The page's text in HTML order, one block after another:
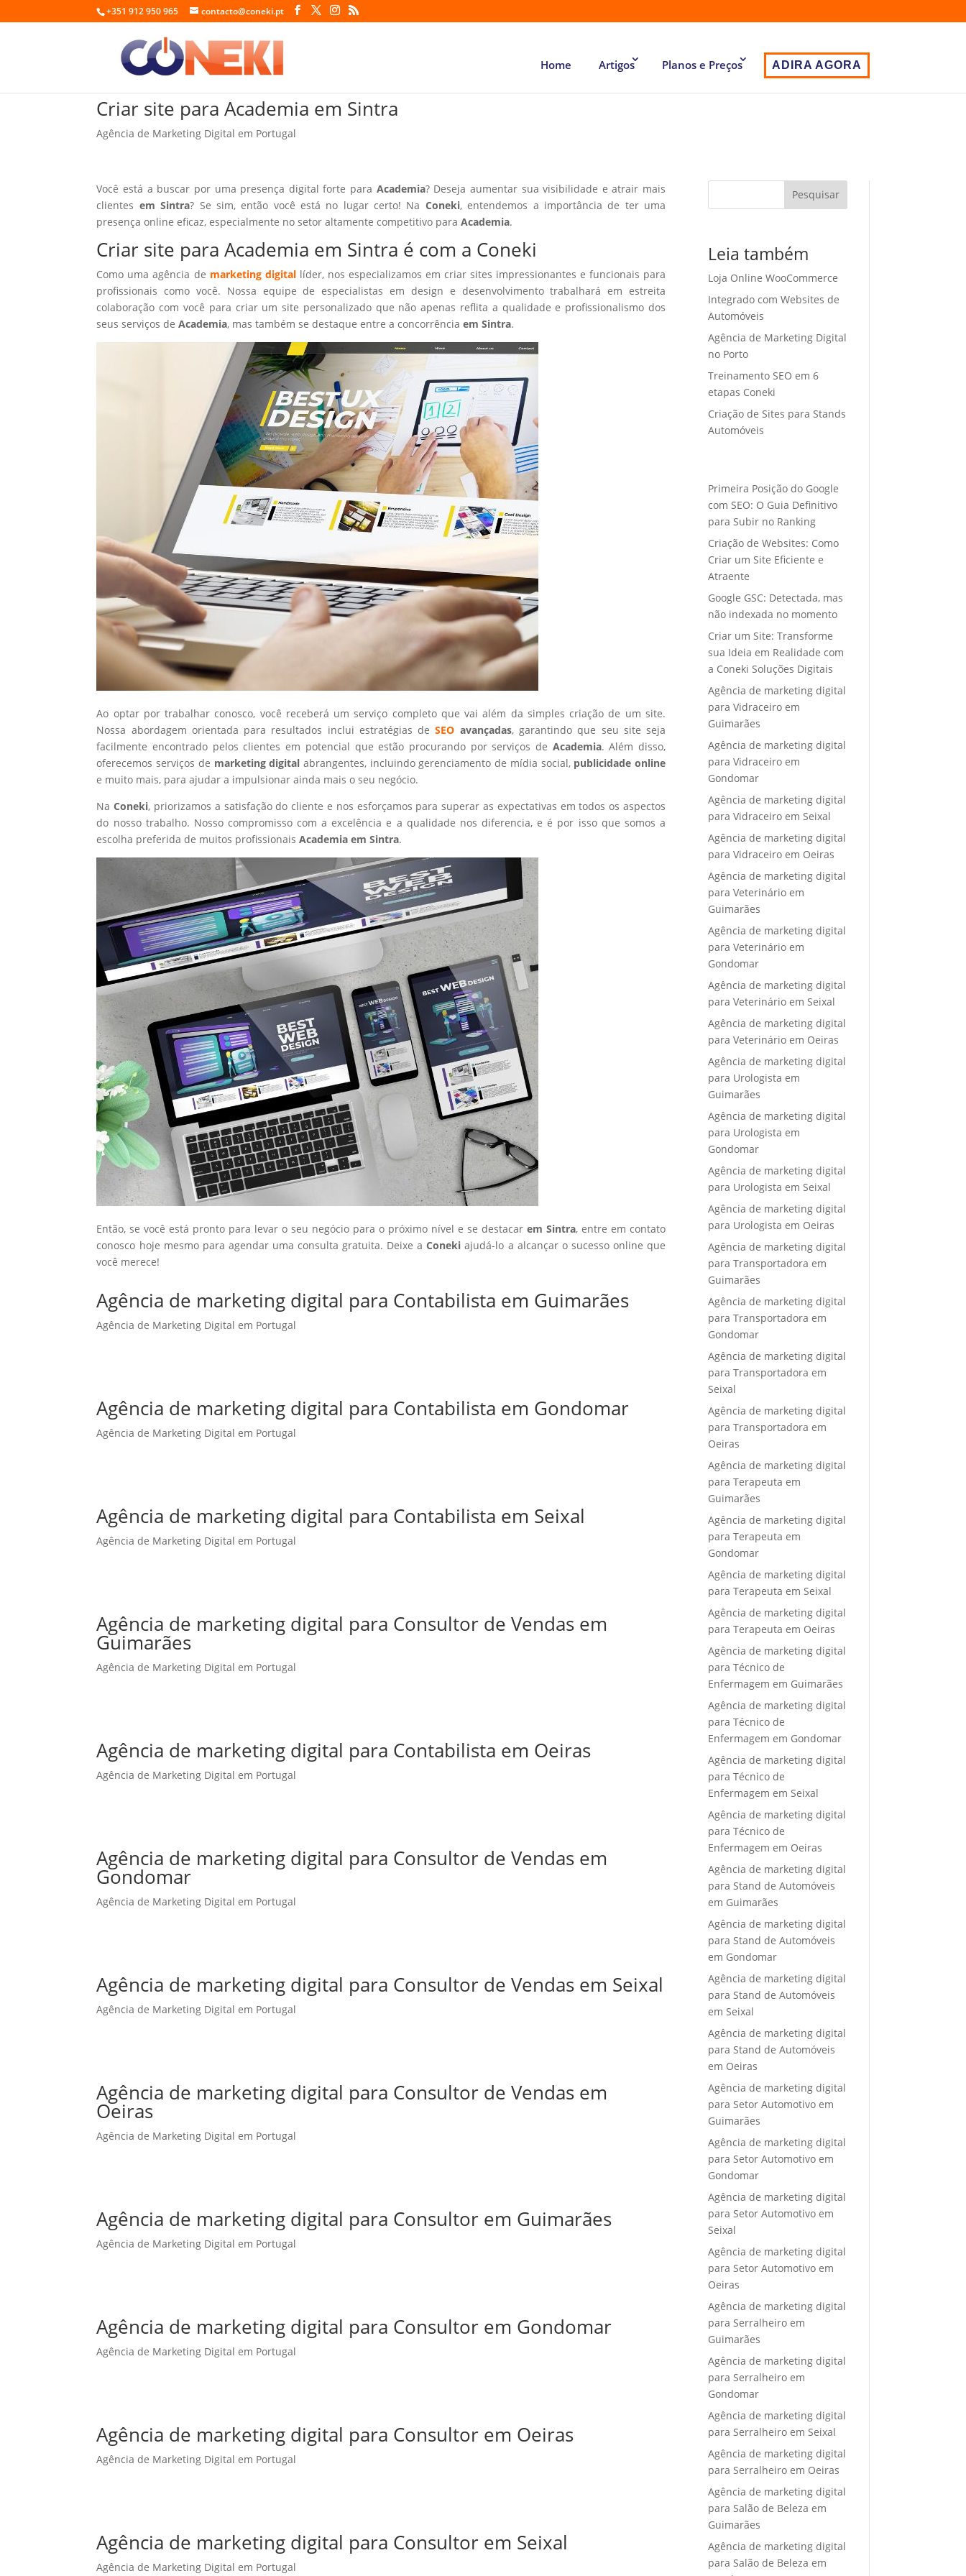
+351 912 950 965 contacto@coneki.pt
Home Artigos Planos e Preços ADIRA AGORA
Criar site para Academia em Sintra
Agência de Marketing Digital em Portugal
Você está a buscar por uma presença digital forte para Academia? Deseja aumentar sua visibilidade e atrair mais
clientes em Sintra? Se sim, então você está no lugar certo! Na Coneki, entendemos a importância de ter uma
presença online eficaz, especialmente no setor altamente competitivo paraAcademia.
Criar site para Academia em Sintra é com a Coneki
Como uma agência de marketing digitallíder, nos especializamos em criar sites impressionantes e funcionais para
profissionais como você. Nossa equipe de especialistas em design e desenvolvimento trabalhará em estreita
colaboração com você para criar um site personalizado que não apenas reflita a qualidade e profissionalismo dos
seus serviços deAcademia, mas também se destaque entre a concorrênciaem Sintra.
Ao optar por trabalhar conosco, você receberá um serviço completo que vai além da simples criação de um site.
Nossa abordagem orientada para resultados inclui estratégias deSEO avançadas, garantindo que seu site seja
facilmente encontrado pelos clientes em potencial que estão procurando por serviços de Academia. Além disso,
oferecemos serviços de marketing digital abrangentes, incluindo gerenciamento de mídia social, publicidade online
e muito mais, para ajudar a impulsionar ainda mais o seu negócio.
NaConeki, priorizamos a satisfação do cliente e nos esforçamos para superar as expectativas em todos os aspectos
do nosso trabalho. Nosso compromisso com a excelência e a qualidade nos diferencia, e é por isso que somos a
escolha preferida de muitos profissionaisAcademia em Sintra.
Então, se você está pronto para levar o seu negócio para o próximo nível e se destacarem Sintra, entre em contato
conosco hoje mesmo para agendar uma consulta gratuita. Deixe aConeki ajudá-lo a alcançar o sucesso online que
você merece!
Agência de marketing digital para Contabilista em Guimarães
Agência de Marketing Digital em Portugal
Agência de marketing digital para Contabilista em Gondomar
Agência de Marketing Digital em Portugal
Agência de marketing digital para Contabilista em Seixal
Agência de Marketing Digital em Portugal
Agência de marketing digital para Consultor de Vendas em
Guimarães
Agência de Marketing Digital em Portugal
Agência de marketing digital para Contabilista em Oeiras
Agência de Marketing Digital em Portugal
Agência de marketing digital para Consultor de Vendas em
Gondomar
Agência de Marketing Digital em Portugal
Agência de marketing digital para Consultor de Vendas em Seixal
Agência de Marketing Digital em Portugal
Agência de marketing digital para Consultor de Vendas em
Oeiras
Agência de Marketing Digital em Portugal
Agência de marketing digital para Consultor em Guimarães
Agência de Marketing Digital em Portugal
Agência de marketing digital para Consultor em Gondomar
Agência de Marketing Digital em Portugal
Agência de marketing digital para Consultor em Oeiras
Agência de Marketing Digital em Portugal
Agência de marketing digital para Consultor em Seixal
Agência de Marketing Digital em Portugal
Pesquisar
Leia também
Loja Online WooCommerce
Integrado com Websites de
Automóveis
Agência de Marketing Digital
no Porto
Treinamento SEO em 6
etapas Coneki
Criação de Sites para Stands
Automóveis
Primeira Posição do Google
com SEO: O Guia Definitivo
para Subir no Ranking
Criação de Websites: Como
Criar um Site Eficiente e
Atraente
Google GSC: Detectada, mas
não indexada no momento
Criar um Site: Transforme
sua Ideia em Realidade com
a Coneki Soluções Digitais
Agência de marketing digital
para Vidraceiro em
Guimarães
Agência de marketing digital
para Vidraceiro em
Gondomar
Agência de marketing digital
para Vidraceiro em Seixal
Agência de marketing digital
para Vidraceiro em Oeiras
Agência de marketing digital
para Veterinário em
Guimarães
Agência de marketing digital
para Veterinário em
Gondomar
Agência de marketing digital
para Veterinário em Seixal
Agência de marketing digital
para Veterinário em Oeiras
Agência de marketing digital
para Urologista em
Guimarães
Agência de marketing digital
para Urologista em
Gondomar
Agência de marketing digital
para Urologista em Seixal
Agência de marketing digital
para Urologista em Oeiras
Agência de marketing digital
para Transportadora em
Guimarães
Agência de marketing digital
para Transportadora em
Gondomar
Agência de marketing digital
para Transportadora em
Seixal
Agência de marketing digital
para Transportadora em
Oeiras
Agência de marketing digital
para Terapeuta em
Guimarães
Agência de marketing digital
para Terapeuta em
Gondomar
Agência de marketing digital
para Terapeuta em Seixal
Agência de marketing digital
para Terapeuta em Oeiras
Agência de marketing digital
para Técnico de
Enfermagem em Guimarães
Agência de marketing digital
para Técnico de
Enfermagem em Gondomar
Agência de marketing digital
para Técnico de
Enfermagem em Seixal
Agência de marketing digital
para Técnico de
Enfermagem em Oeiras
Agência de marketing digital
para Stand de Automóveis
em Guimarães
Agência de marketing digital
para Stand de Automóveis
em Gondomar
Agência de marketing digital
para Stand de Automóveis
em Seixal
Agência de marketing digital
para Stand de Automóveis
em Oeiras
Agência de marketing digital
para Setor Automotivo em
Guimarães
Agência de marketing digital
para Setor Automotivo em
Gondomar
Agência de marketing digital
para Setor Automotivo em
Seixal
Agência de marketing digital
para Setor Automotivo em
Oeiras
Agência de marketing digital
para Serralheiro em
Guimarães
Agência de marketing digital
para Serralheiro em
Gondomar
Agência de marketing digital
para Serralheiro em Seixal
Agência de marketing digital
para Serralheiro em Oeiras
Agência de marketing digital
para Salão de Beleza em
Guimarães
Agência de marketing digital
para Salão de Beleza em